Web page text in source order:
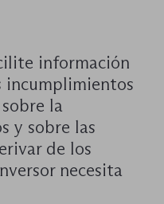
información
incumplimientos
la
y sobre las
de los
necesita